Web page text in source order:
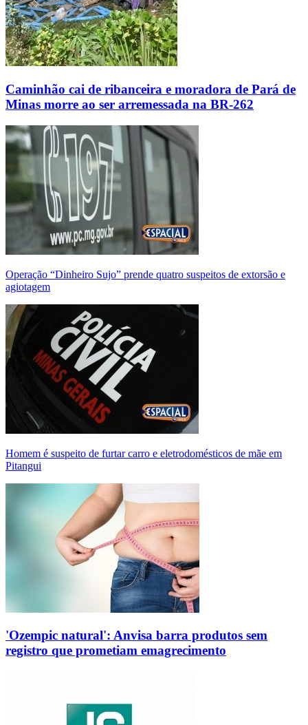
Caminhão cai de ribanceira e moradora de Pará de
Minas morre ao ser arremessada na BR-262
Operação “Dinheiro Sujo” prende quatro suspeitos de extorsão e
agiotagem
Homem é suspeito de furtar carro e eletrodomésticos de mãe em
Pitangui
'Ozempic natural': Anvisa barra produtos sem
registro que prometiam emagrecimento